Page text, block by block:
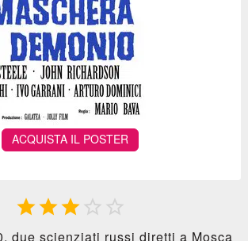
ACQUISTA IL POSTER
  
due scienziati russi diretti a Mosca